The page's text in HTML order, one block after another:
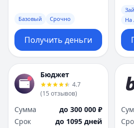
Базовый Срочно
Получить деньги
На
Бюджет
4.7
(15 отзывов)
Сумма
до 300 000 ₽
Срок
до 1095 дней